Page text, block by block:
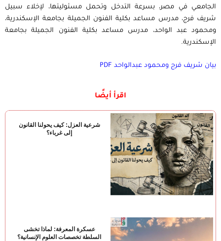
الجامعي في مصر، بسرعة التدخل وتحمل مسئوليتها، لإخلاء سبيل
شريف فرج، مدرس مساعد بكلية الفنون الجميلة بجامعة الإسكندرية،
ومحمود عبد الواحد، مدرس مساعد بكلية الفنون الجميلة بجامعة
الإسكندرية.
بيان شريف فرج ومحمود عبدالواحد PDF
اقرأ أيضًا
شرعية العزل: كيف يحولنا القانون
إلى غرباء؟
عسكرة المعرفة: لماذا تخشى
السلطة تخصصات العلوم الإنسانية؟